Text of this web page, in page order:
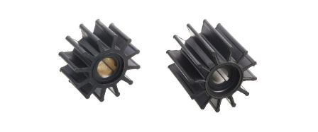
Reparation
Om reparation
Før / efter
Guides
Aksler i tommer
Shop